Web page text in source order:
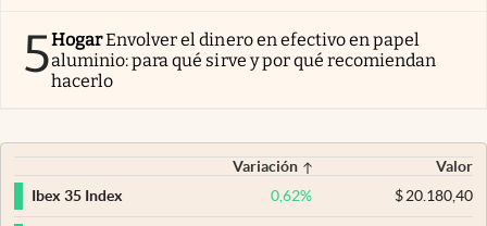
5HogarEnvolver el dinero en efectivo en papel
aluminio: para qué sirve y por qué recomiendan
hacerlo
Variación
Valor
Ibex 35 Index
0,62% $20.180,40